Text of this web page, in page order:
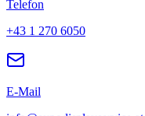
Telefon
+43 1 270 6050
E-Mail